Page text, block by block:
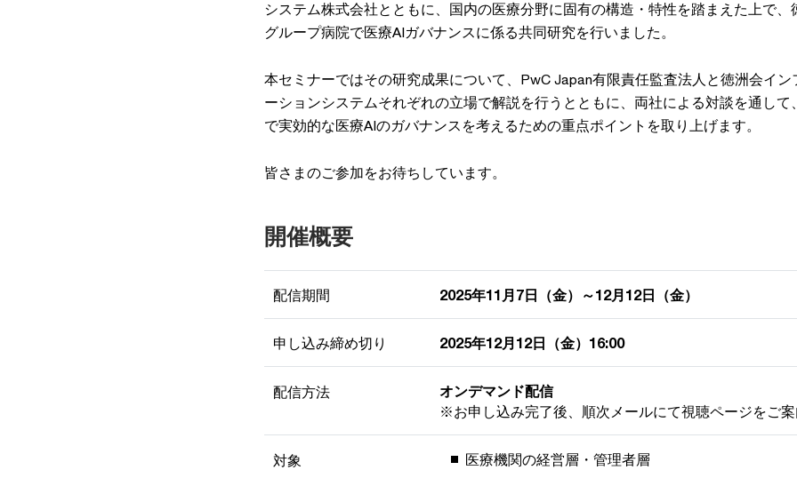
システム株式会社とともに、国内の医療分野に固有の構造・特性を踏まえた上で、
グループ病院で医療AIガバナンスに係る共同研究を行いました。
本セミナーではその研究成果について、PwC Japan有限責任監査法人と徳洲会イン
ーションシステムそれぞれの立場で解説を行うとともに、両社による対談を通して
で実効的な医療AIのガバナンスを考えるための重点ポイントを取り上げます。
皆さまのご参加をお待ちしています。
開催概要
配信期間 2025年11月7日（金）～12月12日（金）
申し込み締め切り 2025年12月12日（金）16:00
配信方法
オンデマンド配信
※お申し込み完了後、順次メールにて視聴ページをご案
対象 医療機関の経営層・管理者層